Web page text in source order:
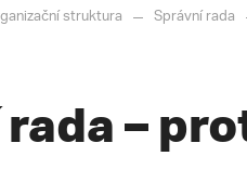
struktura Správní rada
–